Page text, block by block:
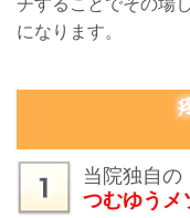
チすることでその場
になります。
当院独自の
つむゆうメ